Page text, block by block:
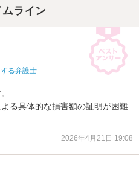
ライン
る弁護士
る具体的な損害額の証明が困難
2026年4月21日 19:08